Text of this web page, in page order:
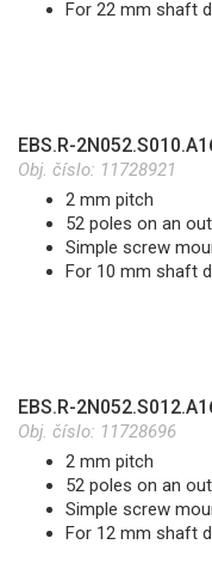
For 22 mm shaft
EBS.R-
Obj. číslo: 11728921
2 mm pitch
52 poles on an
Simple screw
For 10 mm shaft
EBS.R-
Obj. číslo: 11728696
2 mm pitch
52 poles on an
Simple screw
For 12 mm shaft